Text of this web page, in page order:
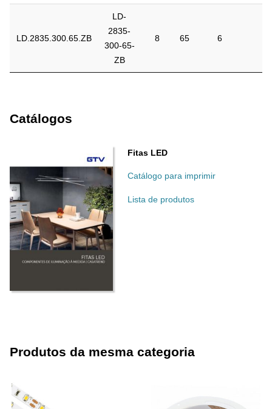
LD.2835.300.65.ZB
LD-
2835-
300-65-
ZB
8 65 6
Catálogos
Fitas LED
Catálogo para imprimir
Lista de produtos
Produtos da mesma categoria